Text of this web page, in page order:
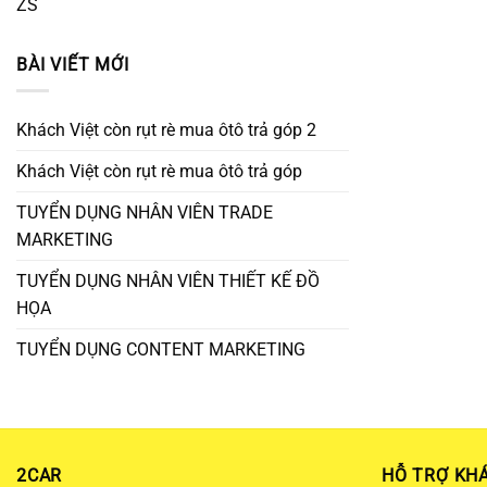
ZS
BÀI VIẾT MỚI
Khách Việt còn rụt rè mua ôtô trả góp 2
Khách Việt còn rụt rè mua ôtô trả góp
TUYỂN DỤNG NHÂN VIÊN TRADE
MARKETING
TUYỂN DỤNG NHÂN VIÊN THIẾT KẾ ĐỒ
HỌA
TUYỂN DỤNG CONTENT MARKETING
2CAR HỖ TRỢ